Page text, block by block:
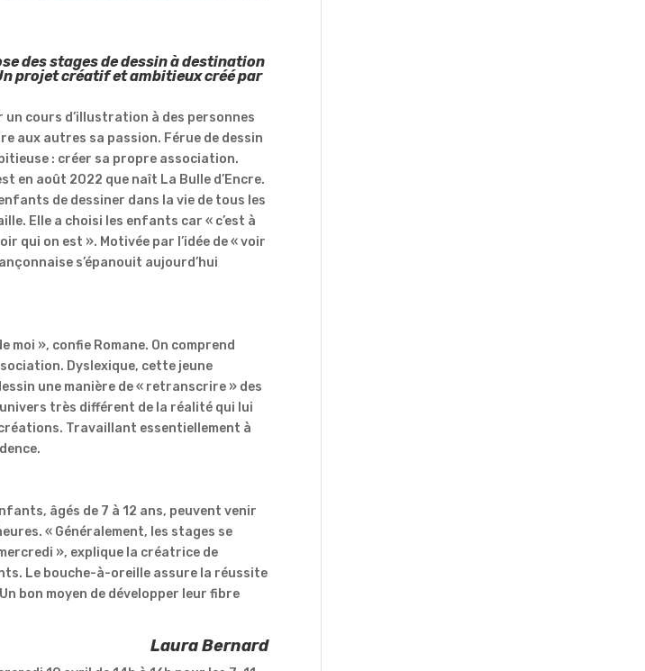
des stages de dessin à destination
projet créatif et ambitieux créé par
un cours d’illustration à des personnes
aux autres sa passion. Férue de dessin
: créer sa propre association.
en août 2022 que naît La Bulle d’Encre.
de dessiner dans la vie de tous les
Elle a choisi les enfants car « c’est à
qui on est ». Motivée par l’idée de « voir
s’épanouit aujourd’hui
moi », confie Romane. On comprend
Dyslexique, cette jeune
une manière de « retranscrire » des
très différent de la réalité qui lui
Travaillant essentiellement à
âgés de 7 à 12 ans, peuvent venir
« Généralement, les stages se
», explique la créatrice de
Le bouche-à-oreille assure la réussite
bon moyen de développer leur fibre
Laura Bernard